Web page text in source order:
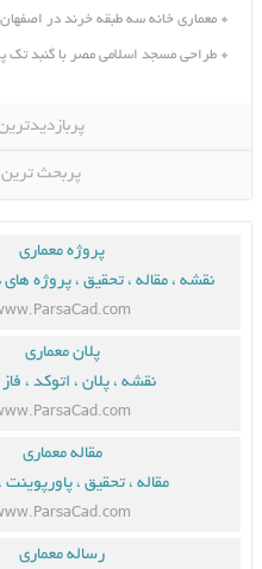
معماری خانه سه طبقه خرند در اصفهان
طراحی مسجد اسلامی مصر با گنبد تک
پربحث
پروژه معماری
نقشه ، مقاله ، تحقیق ، پروژه
پلان معماری
نقشه ، پلان ، اتوکد ، فاز ۱و۲
مقاله معماری
مقاله ، تحقیق ، پاورپوینت
رساله معماری